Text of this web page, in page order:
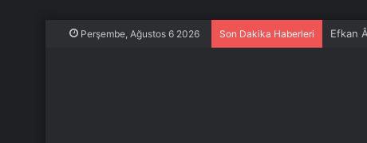
Perşembe, Ağustos 6 2026 Son Dakika Haberleri Efkan